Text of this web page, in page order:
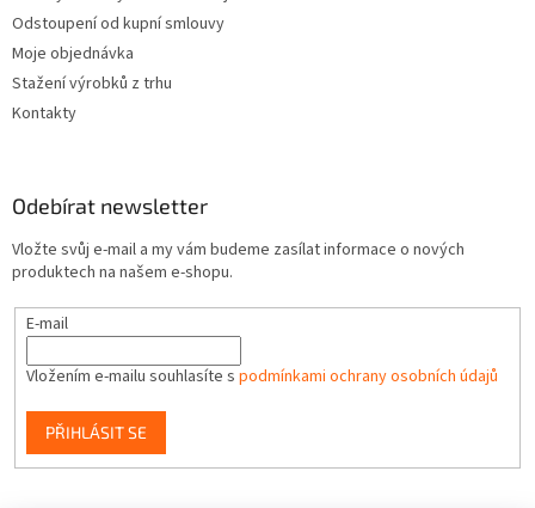
Odstoupení od kupní smlouvy
Moje objednávka
Stažení výrobků z trhu
Kontakty
Odebírat newsletter
Vložte svůj e-mail a my vám budeme zasílat informace o nových
produktech na našem e-shopu.
E-mail
Vložením e-mailu souhlasíte s podmínkami ochrany osobních údajů
PŘIHLÁSIT SE